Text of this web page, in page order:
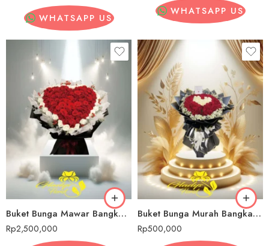
WHATSAPP US
WHATSAPP US
Buket Bunga Mawar Bangka Belitung
Rp2,500,000
Buket Bunga Murah Bangka Belitung
Rp500,000